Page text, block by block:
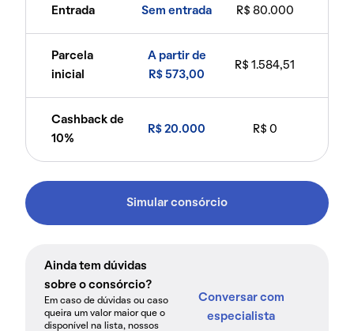
Entrada Sem entrada R$ 80.000
Parcela
inicial
A partir de
R$ 573,00
R$ 1.584,51
Cashback de
10%
R$ 20.000 R$ 0
Simular consórcio
Ainda tem dúvidas
sobre o consórcio?
Em caso de dúvidas ou caso
queira um valor maior que o
disponível na lista, nossos
Conversar com
especialista